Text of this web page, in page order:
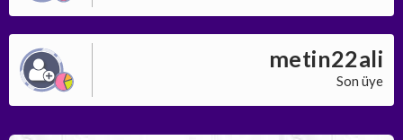
metin22ali
Son üye